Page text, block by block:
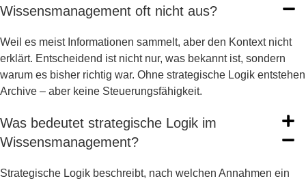
Wissensmanagement oft nicht aus?
Weil es meist Informationen sammelt, aber den Kontext nicht
erklärt. Entscheidend ist nicht nur, was bekannt ist, sondern
warum es bisher richtig war. Ohne strategische Logik entstehen
Archive – aber keine Steuerungsfähigkeit.
Was bedeutet strategische Logik im
Wissensmanagement?
Strategische Logik beschreibt, nach welchen Annahmen ein